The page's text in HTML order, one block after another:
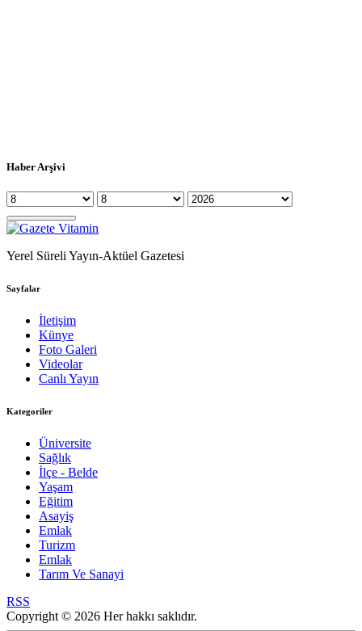
Haber Arşivi
Yerel Süreli Yayın-Aktüel Gazetesi
Sayfalar
İletişim
Künye
Foto Galeri
Videolar
Canlı Yayın
Kategoriler
Üniversite
Sağlık
İlçe - Belde
Yaşam
Eğitim
Asayiş
Emlak
Turizm
Emlak
Tarım Ve Sanayi
RSS
Copyright © 2026 Her hakkı saklıdır.